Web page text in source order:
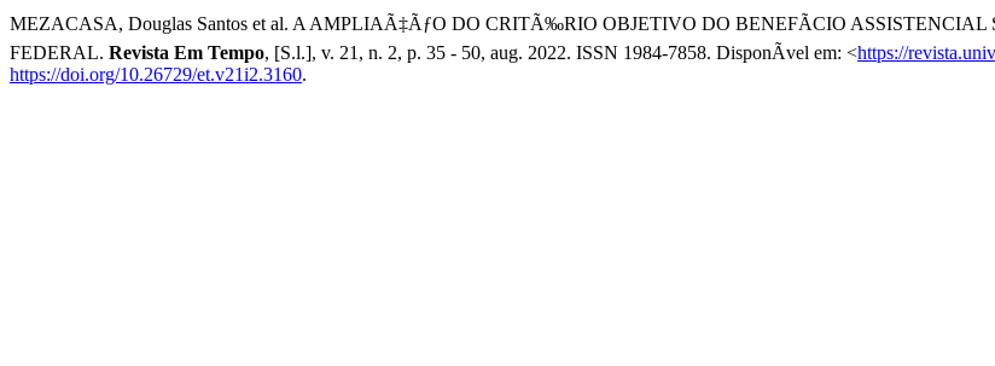
MEZACASA, Douglas Santos et al. A AMPLIAÃ‡ÃƒO DO CRITÃ‰RIO OBJETIVO DO BENEFÃCIO
FEDERAL. Revista Em Tempo, [S.l.], v. 21, n. 2, p. 35 - 50, aug. 2022. ISSN 1984-7858. DisponÃ­vel em: <https://
https://doi.org/10.26729/et.v21i2.3160.